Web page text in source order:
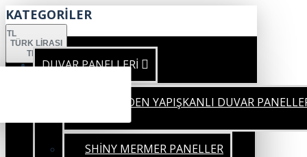
KATEGORİLER
TL
TÜRK LIRASI
TRY
DUVAR PANELLERİ
KENDİNDEN YAPIŞKANLI DUVAR
SHİNY MERMER PANELLER